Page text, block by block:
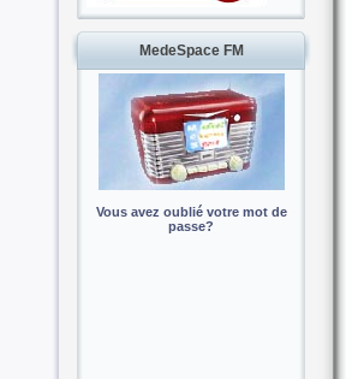
MedeSpace FM
Vous avez oublié votre mot de
passe?